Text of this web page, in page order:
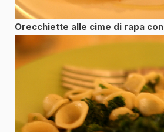
Orecchiette alle cime di rapa con